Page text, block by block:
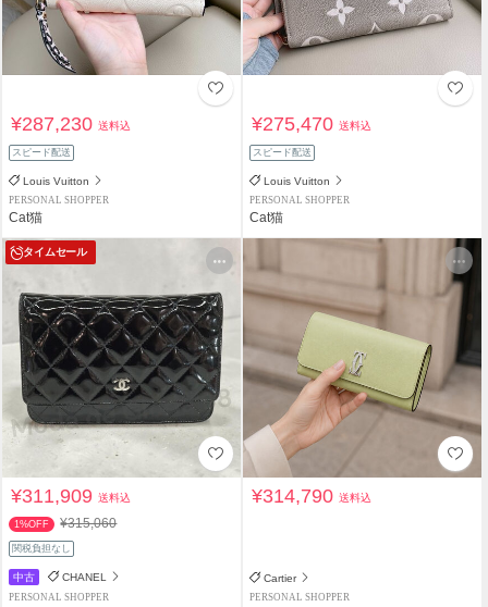
¥287,230送料込
スピード配送
Louis Vuitton
PERSONAL SHOPPER
Cat猫
¥275,470送料込
スピード配送
Louis Vuitton
PERSONAL SHOPPER
Cat猫
タイムセール
¥311,909送料込
1%OFF ¥315,060
関税負担なし
中古 CHANEL
PERSONAL SHOPPER
¥314,790送料込
Cartier
PERSONAL SHOPPER